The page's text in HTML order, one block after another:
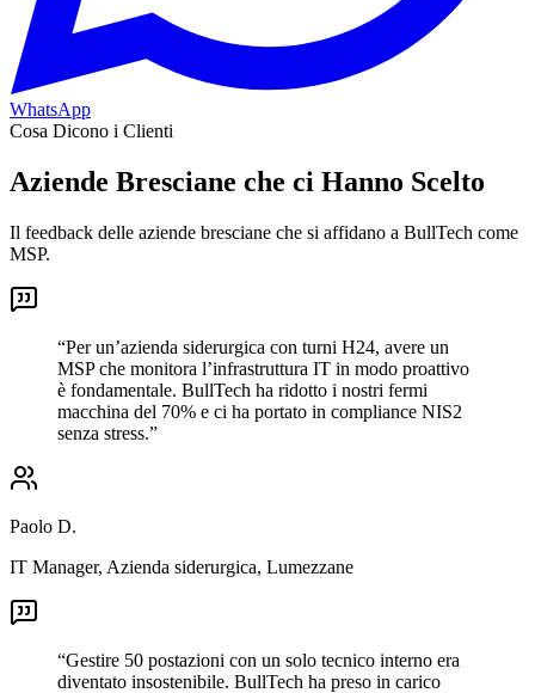
WhatsApp
Cosa Dicono i Clienti
Aziende Bresciane che ci Hanno Scelto
Il feedback delle aziende bresciane che si affidano a BullTech come
MSP.
“Per un’azienda siderurgica con turni H24, avere un
MSP che monitora l’infrastruttura IT in modo proattivo
è fondamentale. BullTech ha ridotto i nostri fermi
macchina del 70% e ci ha portato in compliance NIS2
senza stress.”
Paolo D.
IT Manager, Azienda siderurgica, Lumezzane
“Gestire 50 postazioni con un solo tecnico interno era
diventato insostenibile. BullTech ha preso in carico